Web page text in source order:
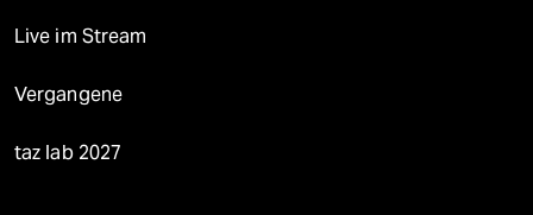
Live im Stream
Vergangene
taz lab 2027